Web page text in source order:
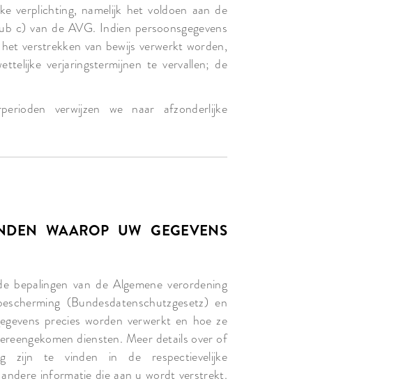
verplichting, namelijk het voldoen aan de
c) van de AVG. Indien persoonsgegevens
verstrekken van bewijs verwerkt worden,
verjaringstermijnen te vervallen; de
verwijzen we naar afzonderlijke
WAAROP UW GEGEVENS
bepalingen van de Algemene verordening
(Bundesdatenschutzgesetz) en
precies worden verwerkt en hoe ze
diensten. Meer details over of
zijn te vinden in de respectievelijke
informatie die aan u wordt verstrekt.